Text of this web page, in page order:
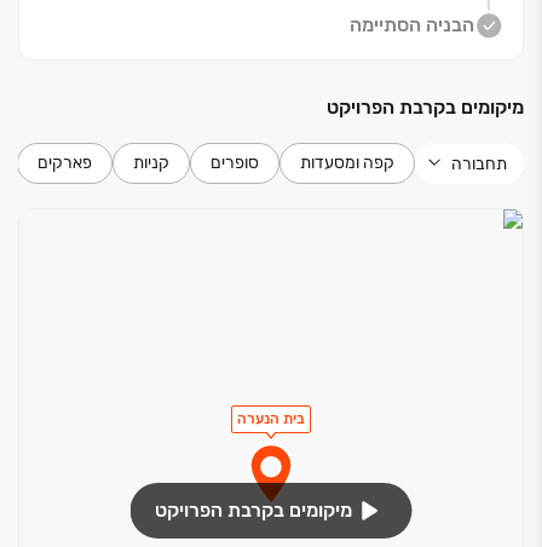
הבניה הסתיימה
מיקומים בקרבת הפרויקט
תחבורה קפה ומסעדות סופרים קניות פארקים
בית הנערה
מיקומים בקרבת הפרויקט